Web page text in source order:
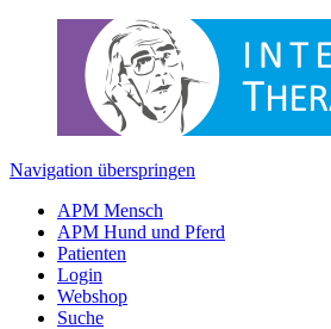
Navigation überspringen
APM Mensch
APM Hund und Pferd
Patienten
Login
Webshop
Suche